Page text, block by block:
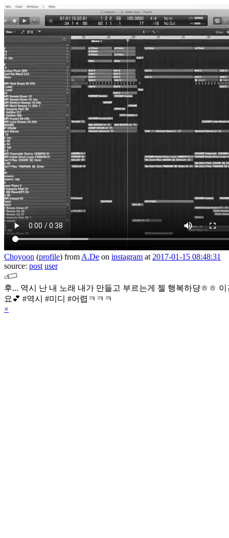
Choyoon (profile) from A.De on instagram at 2017-01-15 08:48:31
source: post user
후... 역시 난 내 노래 내가 만들고 부르는게 젤 행복하댱ㅎㅎ
요💕 #역시 #미디 #어렵ㅋㅋㅋ
×